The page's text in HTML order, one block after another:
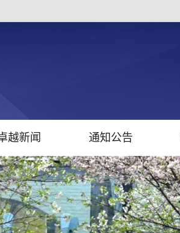
越新闻 通知公告